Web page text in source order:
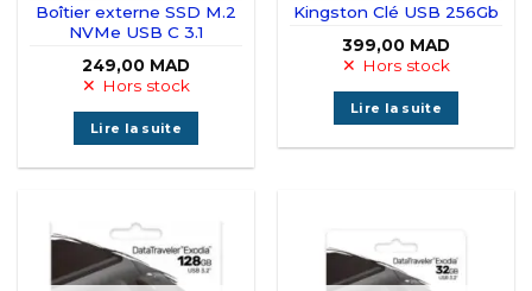
Boîtier externe SSD M.2
NVMe USB C 3.1
249,00 MAD
Hors stock
Lire la suite
Kingston Clé USB 256Gb
399,00 MAD
Hors stock
Lire la suite